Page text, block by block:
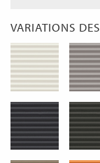
VARIATIONS